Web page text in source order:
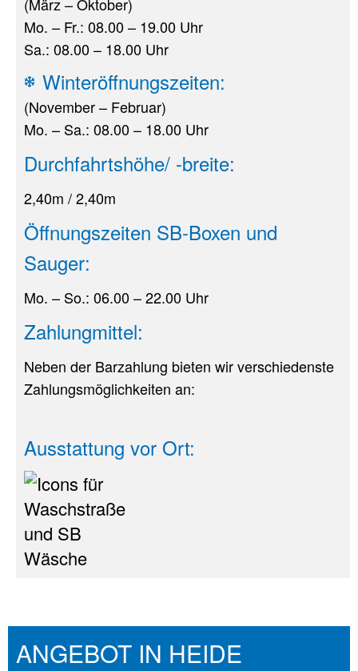
Mo. – Fr.: 08.00 – 19.00 Uhr
Sa.: 08.00 – 18.00 Uhr
Winteröffnungszeiten:
(November – Februar)
Mo. – Sa.: 08.00 – 18.00 Uhr
Durchfahrtshöhe/ -breite:
2,40m / 2,40m
Öffnungszeiten SB-Boxen und
Sauger:
Mo. – So.: 06.00 – 22.00 Uhr
Zahlungmittel:
Neben der Barzahlung bieten wir verschiedenste
Zahlungsmöglichkeiten an:
Ausstattung vor Ort:
ANGEBOT IN HEIDE